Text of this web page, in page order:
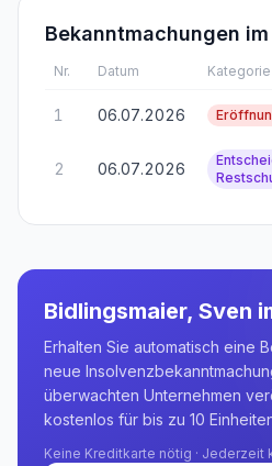
Bekanntmachungen
Nr. Datum Kategorie
1 06.07.2026
2 06.07.2026
Bidlingsmaier, Sven
Erhalten Sie automatisch eine
neue
überwachten Unternehmen
kostenlos für bis zu 10
Keine Kreditkarte nötig · Jederzeit